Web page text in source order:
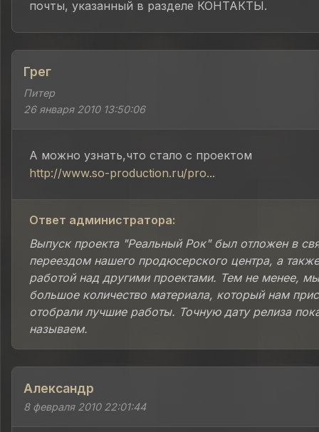
почты, указанный в разделе КОНТАКТЫ.
Грег
Питер
26 января 2010 13:50:06
А можно узнать,что стало с проектом
http://www.so-production.ru/pro...
Ответ администратора:
Выпуск проекта "Реальный Рок" был отложен в
переездом нашего продюсерского центра, а
работой над другими проектами. Тем не менее,
большое количество материала, который нам
отобрали лучшие работы. Точную дату релиза
называем.
Александр
8 февраля 2010 22:01:44